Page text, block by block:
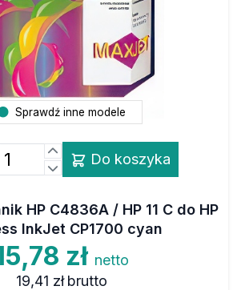
Sprawdź inne modele
Do koszyka
HP C4836A / HP 11 C do HP
InkJet CP1700 cyan
zł netto
19,41 zł brutto